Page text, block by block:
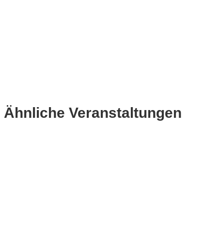
Ähnliche Veranstaltungen